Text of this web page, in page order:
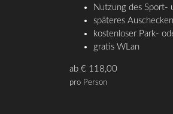
Nutzung des Sport-
späteres
kostenloser Park-
gratis WLan
ab € 118,00
pro Person